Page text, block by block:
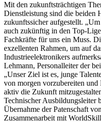
Mit den zukunftsträchtigen
Dienstleistung sind die beiden
zukunftssicher aufgestellt.
auch zukünftig in den Top-
Fachkräfte für uns ein Muss.
exzellenten Rahmen, um auf
Industrieelektronikers
Lehmann, Personalleiter der
„Unser Ziel ist es, junge
von morgen vorzubereiten
aktiv die Zukunft
Technischer Ausbildungsleiter
Übernahme der Patenschaft
Zusammenarbeit mit